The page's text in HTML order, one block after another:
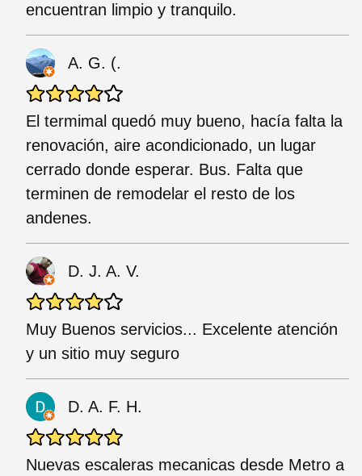
encuentran limpio y tranquilo.
A. G. (.
El termimal quedó muy bueno, hacía falta la
renovación, aire acondicionado, un lugar
cerrado donde esperar. Bus. Falta que
terminen de remodelar el resto de los
andenes.
D. J. A. V.
Muy Buenos servicios... Excelente atención
y un sitio muy seguro
D. A. F. H.
Nuevas escaleras mecanicas desde Metro a